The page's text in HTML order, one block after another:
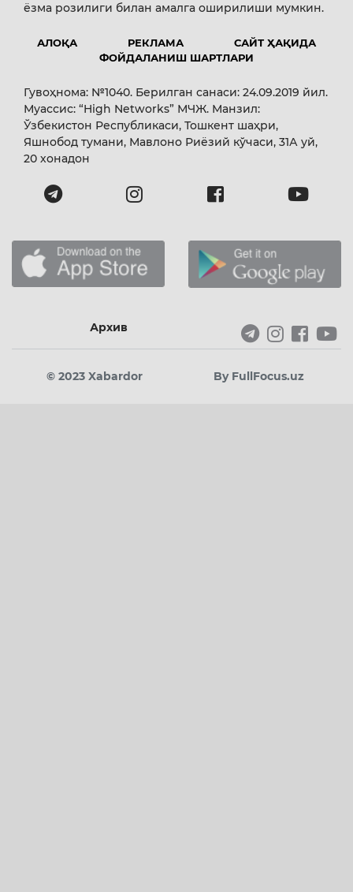
ёзма розилиги билан амалга оширилиши мумкин.
АЛОҚА РЕКЛАМА
САЙТ ҲАҚИДА
ФОЙДАЛАНИШ ШАРТЛАРИ
Гувоҳнома: №1040. Берилган санаси: 24.09.2019 йил.
Муассис: “High Networks” МЧЖ. Манзил:
Ўзбекистон Республикаси, Тошкент шаҳри,
Яшнобод тумани, Мавлоно Риёзий кўчаси, 31А уй,
20 хонадон
Архив
© 2023 Xabardor By FullFocus.uz